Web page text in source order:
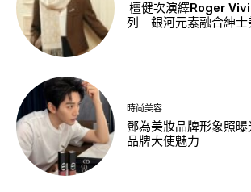
檀健次演繹Roger
列 銀河元素融合紳
時尚美容
鄧為美妝品牌形象照
品牌大使魅力